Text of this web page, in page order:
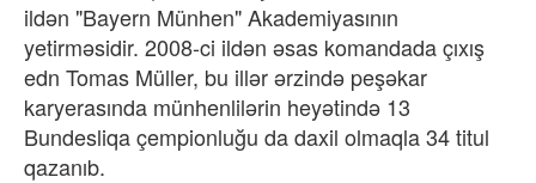
ildən "Bayern Münhen" Akademiyasının
yetirməsidir. 2008-ci ildən əsas komandada çıxış
edn Tomas Müller, bu illər ərzində peşəkar
karyerasında münhenlilərin heyətində 13
Bundesliqa çempionluğu da daxil olmaqla 34 titul
qazanıb.